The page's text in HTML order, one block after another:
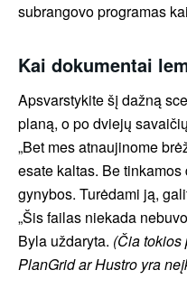
subrangovo programas
Kai dokumentai
Apsvarstykite šį dažną
planą, o po dviejų
„Bet mes atnaujinome
esate kaltas. Be
gynybos. Turėdami ją,
„Šis failas niekada
Byla uždaryta. (Čia tokios
PlanGrid ar Hustro yra